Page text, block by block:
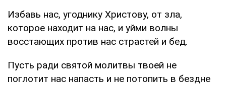
Избавь нас, угоднику Христову, от зла,
которое находит на нас, и уйми волны
восстающих против нас страстей и бед.
Пусть ради святой молитвы твоей не
поглотит нас напасть и не потопить в бездне